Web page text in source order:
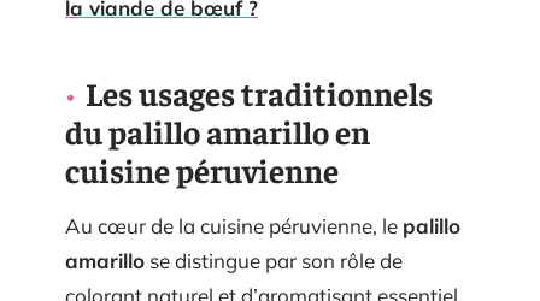
la viande de bœuf ?
Les usages traditionnels
du palillo amarillo en
cuisine péruvienne
Au cœur de la cuisine péruvienne, le palillo
amarillo se distingue par son rôle de
colorant naturel et d’aromatisant essentiel.